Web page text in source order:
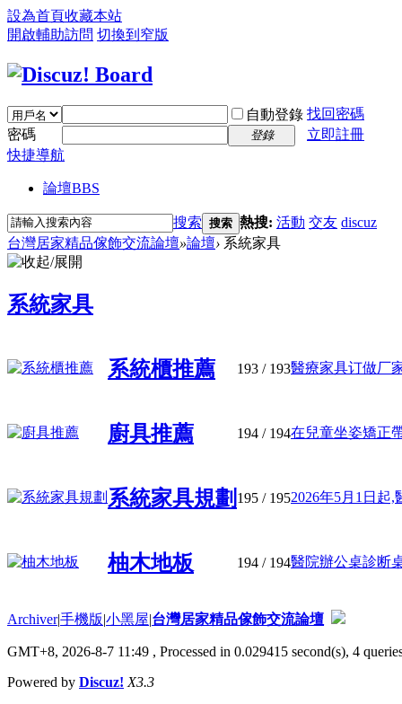
設為首頁收藏本站
開啟輔助訪問 切換到窄版
自動登錄 找回密碼
密碼
登錄
立即註冊
快捷導航
論壇BBS
搜索 搜索 熱搜: 活動 交友 discuz
台灣居家精品傢飾交流論壇»論壇› 系統家具
系統家具
系統櫃推薦 193 / 193醫療家具订做厂
廚具推薦 194 / 194在兒童坐姿矯正
系統家具規劃 195 / 1952026年5月1日起,
柚木地板 194 / 194醫院辦公桌診断
Archiver|手機版|小黑屋|台灣居家精品傢飾交流論壇
GMT+8, 2026-8-7 11:49 , Processed in 0.029415 second(s), 4
Powered by Discuz! X3.3